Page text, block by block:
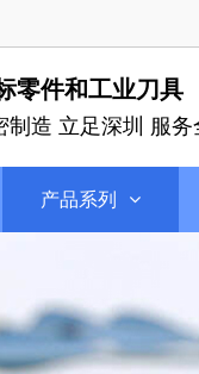
零件和工业刀具
制造 立足深圳 服务
产品系列